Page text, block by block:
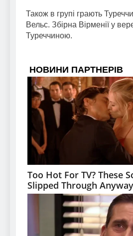
Також в групі грають
Вельс. Збірна Вірменії у
Туреччиною.